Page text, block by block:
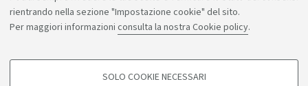
rientrando nella sezione "Impostazione cookie" del sito.
Per maggiori informazioni consulta la nostra Cookie policy.
SOLO COOKIE NECESSARI